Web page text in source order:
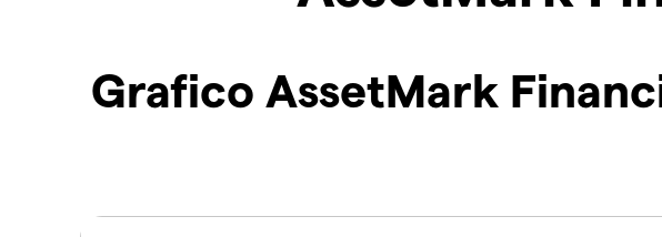
Grafico AssetMark